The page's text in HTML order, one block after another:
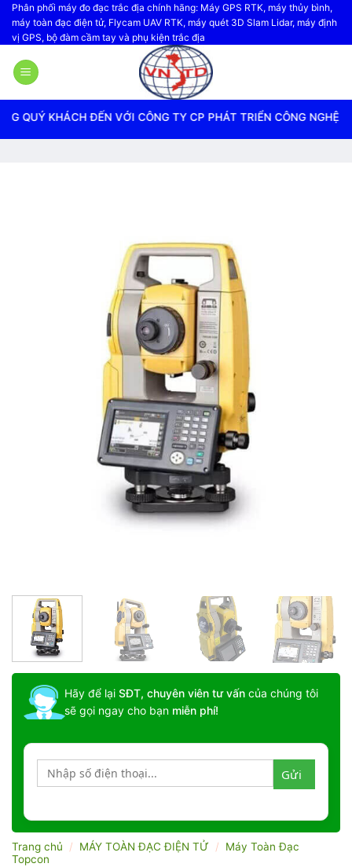
Bỏ
qua
nội
dung
Phân phối máy đo đạc trắc địa chính hãng: Máy GPS RTK, máy thủy bình,
máy toàn đạc điện tử, Flycam UAV RTK, máy quét 3D Slam Lidar, máy định
vị GPS, bộ đàm cầm tay và phụ kiện trắc địa
ĐẾN VỚI CÔNG TY CP PHÁT TRIỂN CÔNG NGHỆ TRẮC ĐỊA
Hãy để lại SĐT, chuyên viên tư vấn của chúng tôi
sẽ gọi ngay cho bạn miễn phí!
Trang chủ / MÁY TOÀN ĐẠC ĐIỆN TỬ /
Máy Toàn Đạc
Topcon